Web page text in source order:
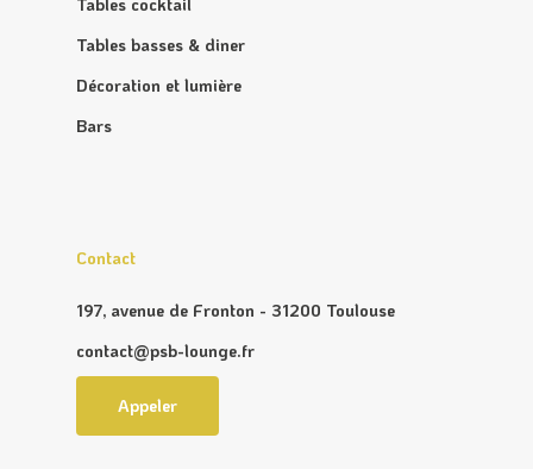
Tables cocktail
Tables basses & diner
Décoration et lumière
Bars
Contact
197, avenue de Fronton - 31200 Toulouse
contact@psb-lounge.fr
Appeler